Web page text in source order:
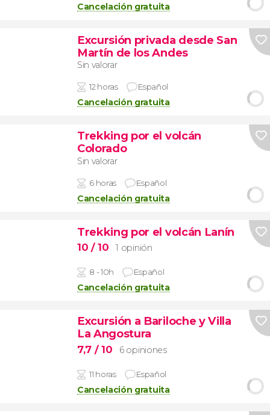
Cancelación gratuita
Excursión privada desde San
Martín de los Andes
Sin valorar
12 horas Español
Cancelación gratuita
Trekking por el volcán
Colorado
Sin valorar
6 horas Español
Cancelación gratuita
Trekking por el volcán Lanín
10 / 10 1 opinión
8 - 10h Español
Cancelación gratuita
Excursión a Bariloche y Villa
La Angostura
7,7 / 10 6 opiniones
11 horas Español
Cancelación gratuita